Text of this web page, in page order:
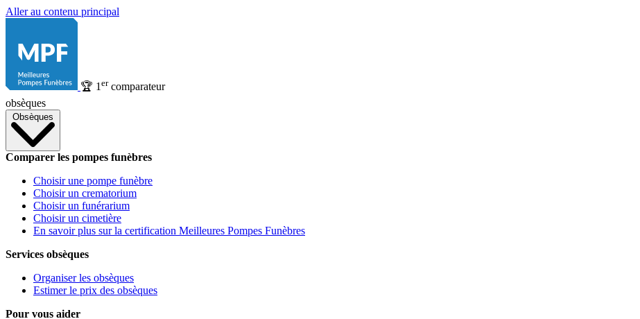
Aller au contenu principal
🏆 1 ercomparateur
obsèques
Obsèques
Comparer les pompes funèbres
Choisir une pompe funèbre
Choisir un crematorium
Choisir un funérarium
Choisir un cimetière
En savoir plus sur la certification Meilleures Pompes Funèbres
Services obsèques
Organiser les obsèques
Estimer le prix des obsèques
Pour vous aider